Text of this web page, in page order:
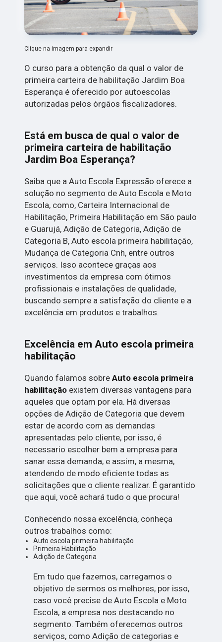
Clique na imagem para expandir
O curso para a obtenção da qual o valor de
primeira carteira de habilitação Jardim Boa
Esperança é oferecido por autoescolas
autorizadas pelos órgãos fiscalizadores.
Está em busca de qual o valor de
primeira carteira de habilitação
Jardim Boa Esperança?
Saiba que a Auto Escola Expressão oferece a
solução no segmento de Auto Escola e Moto
Escola, como, Carteira Internacional de
Habilitação, Primeira Habilitação em São paulo
e Guarujá, Adição de Categoria, Adição de
Categoria B, Auto escola primeira habilitação,
Mudança de Categoria Cnh, entre outros
serviços. Isso acontece graças aos
investimentos da empresa com ótimos
profissionais e instalações de qualidade,
buscando sempre a satisfação do cliente e a
excelência em produtos e trabalhos.
Excelência em Auto escola primeira
habilitação
Quando falamos sobreAuto escola primeira
habilitação existem diversas vantagens para
aqueles que optam por ela. Há diversas
opções de Adição de Categoria que devem
estar de acordo com as demandas
apresentadas pelo cliente, por isso, é
necessario escolher bem a empresa para
sanar essa demanda, e assim, a mesma,
atendendo de modo eficiente todas as
solicitações que o cliente realizar. É garantido
que aqui, você achará tudo o que procura!
Conhecendo nossa excelência, conheça
outros trabalhos como:
Auto escola primeira habilitação
Primeira Habilitação
Adição de Categoria
Em tudo que fazemos, carregamos o
objetivo de sermos os melhores, por isso,
caso você precise de Auto Escola e Moto
Escola, a empresa nos destacando no
segmento. Também oferecemos outros
serviços, como Adição de categorias e